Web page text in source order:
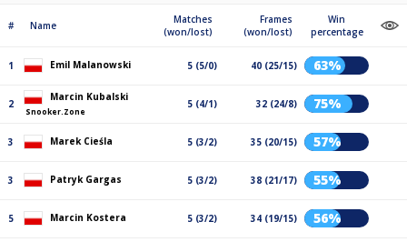
# Name
Matches
(won/lost)
Frames
(won/lost)
Win
percentage
1 Emil Malanowski 5 (5/0) 40 (25/15) 63%
2
Marcin Kubalski
Snooker.Zone
5 (4/1) 32 (24/8) 75%
3 Marek Cieśla 5 (3/2) 35 (20/15) 57%
3 Patryk Gargas 5 (3/2) 38 (21/17) 55%
5 Marcin Kostera 5 (3/2) 34 (19/15) 56%